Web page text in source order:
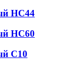
НС44
НС60
С10